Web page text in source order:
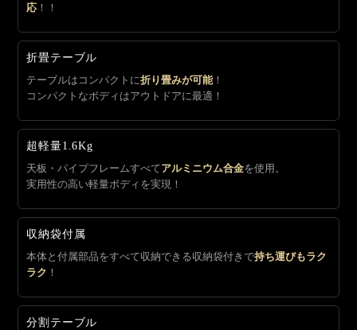
応 ！！
折畳テーブル
テーブルはコンパクトに折り畳みが可能！
コンパクトなボディはアウトドアに最適！
超軽量1.6Kg
天板・パイプフレームすべてアルミニウム合金を使用。
実用性の高い軽量ボディを実現！
収納袋付属
本体と付属部品をすべて収納できる収納袋付きで持ち運びもラク
ラク ！
分割テーブル